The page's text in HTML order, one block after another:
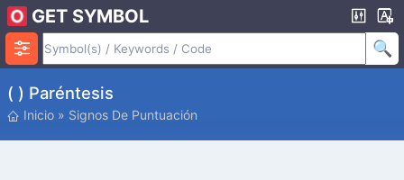
GET SYMBOL
( ) Paréntesis
Inicio » Signos De Puntuación